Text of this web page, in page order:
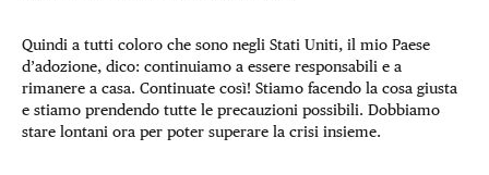
Quindi a tutti coloro che sono negli Stati Uniti, il mio Paese
d’adozione, dico: continuiamo a essere responsabili e a
rimanere a casa. Continuate così! Stiamo facendo la cosa giusta
e stiamo prendendo tutte le precauzioni possibili. Dobbiamo
stare lontani ora per poter superare la crisi insieme.